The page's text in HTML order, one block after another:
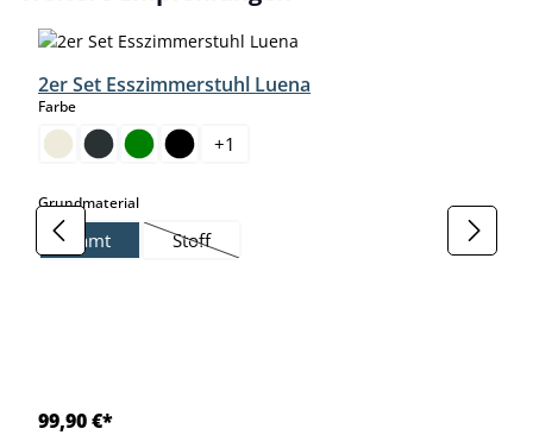
2er Set Esszimmerstuhl Luena
Farbeauswählen
+1
Grundmaterialauswählen
Samt Stoff
(Diese Option ist zurzeit nicht verfügbar.)
99,90 €*